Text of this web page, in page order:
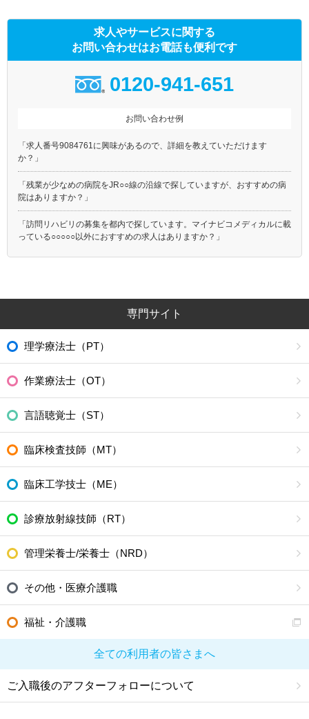
求人やサービスに関する
お問い合わせはお電話も便利です
0120-941-651
お問い合わせ例
「求人番号9084761に興味があるので、詳細を教えていただけます
か？」
「残業が少なめの病院をJR○○線の沿線で探していますが、おすすめの病
院はありますか？」
「訪問リハビリの募集を都内で探しています。マイナビコメディカルに載
っている○○○○○以外におすすめの求人はありますか？」
専門サイト
理学療法士（PT）
作業療法士（OT）
言語聴覚士（ST）
臨床検査技師（MT）
臨床工学技士（ME）
診療放射線技師（RT）
管理栄養士/栄養士（NRD）
その他・医療介護職
福祉・介護職
全ての利用者の皆さまへ
ご入職後のアフターフォローについて